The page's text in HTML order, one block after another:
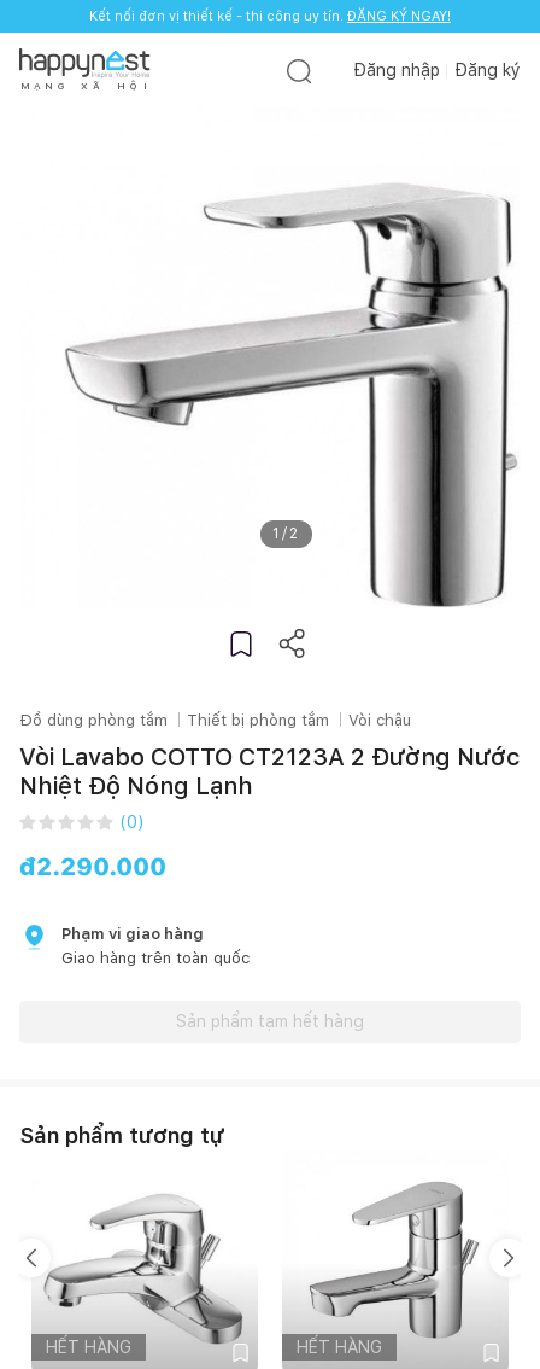
Kết nối đơn vị thiết kế - thi công uy tín. ĐĂNG KÝ NGAY!
M Ạ N G X Ã H Ộ I
Đăng nhập Đăng ký
1 / 2
Đồ dùng phòng tắm Thiết bị phòng tắm Vòi chậu
Vòi Lavabo COTTO CT2123A 2 Đường Nước
Nhiệt Độ Nóng Lạnh
(0)
đ2.290.000
Phạm vi giao hàng
Giao hàng trên toàn quốc
Sản phẩm tạm hết hàng
Sản phẩm tương tự
HẾT HÀNG HẾT HÀNG